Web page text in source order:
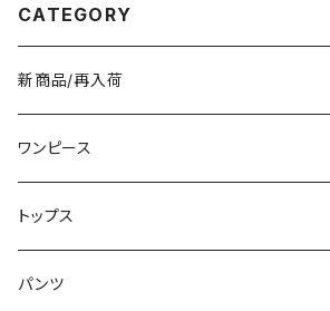
CATEGORY
新商品/再入荷
ワンピース
ミニ/ショート
ミディアム/ミモレ
トップス
Tシャツ/カットソー
パンツ